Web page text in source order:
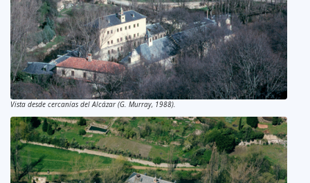
Vista desde cercanías del Alcázar (G. Murray, 1988).